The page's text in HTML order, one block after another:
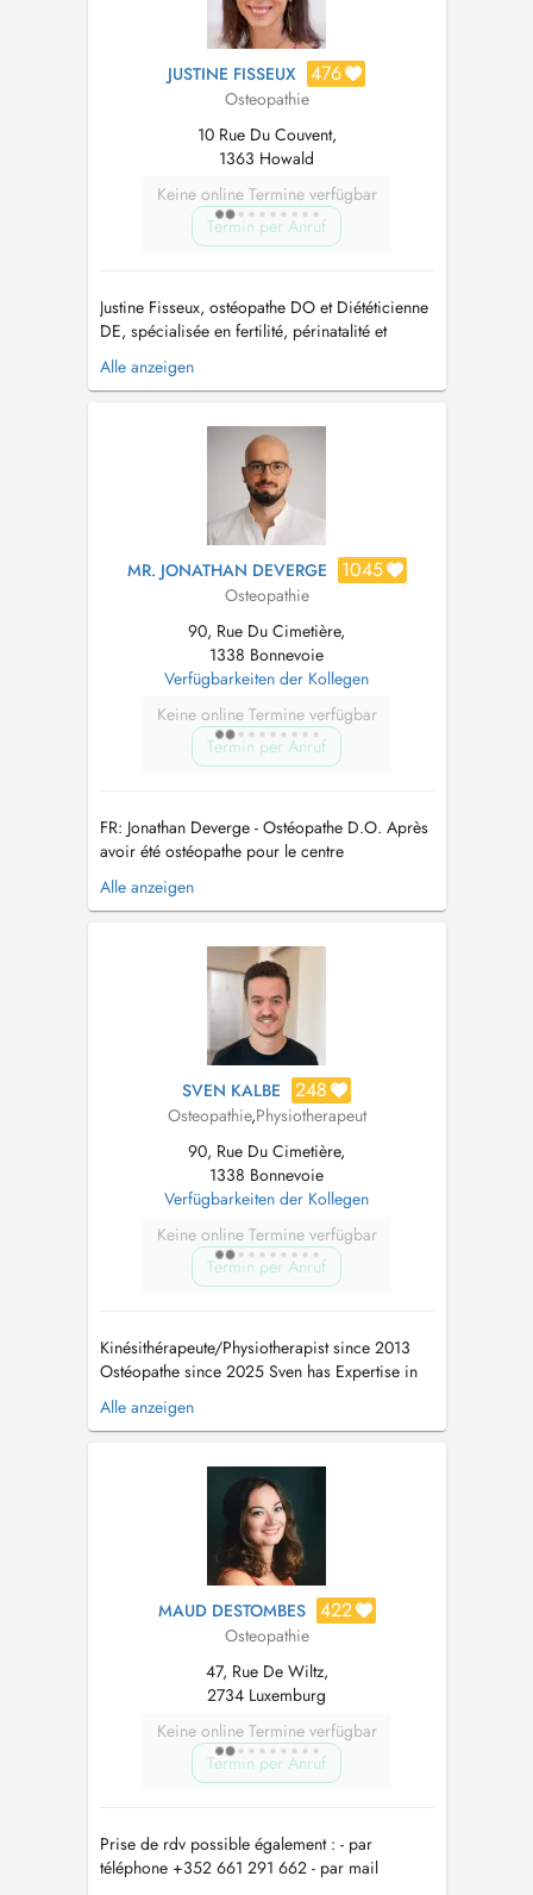
JUSTINE FISSEUX 476
Osteopathie
10 Rue Du Couvent,
1363 Howald
Keine online Termine verfügbar
Termin per Anruf
Justine Fisseux, ostéopathe DO et Diététicienne
DE, spécialisée en fertilité, périnatalité et
techniques douces en ostéopathie. Durant les
congés d'été (24.08 au 10.09.26): Melissa De
consultation :-) Paiement uniquement: espèces,
payconic ou Satispay...
Alle anzeigen
MR. JONATHAN DEVERGE 1045
Osteopathie
90, Rue Du Cimetière,
1338 Bonnevoie
Verfügbarkeiten der Kollegen
Keine online Termine verfügbar
Termin per Anruf
FR: Jonathan Deverge - Ostéopathe D.O. Après
avoir été ostéopathe pour le centre
d'entraînement du FC Porto, puis pour son
équipe professionnelle, Jonathan est revenu en
des athlètes de haut niveau. Par ailleurs,
Jonathan a exercé dans un centre an...
Alle anzeigen
SVEN KALBE 248
Osteopathie,Physiotherapeut
90, Rue Du Cimetière,
1338 Bonnevoie
Verfügbarkeiten der Kollegen
Keine online Termine verfügbar
Termin per Anruf
Kinésithérapeute/Physiotherapist since 2013
Ostéopathe since 2025 Sven has Expertise in
these Areas: - Ostéopathie - Orthopedic and
Traumatology Physiotherapy - Pre- & Post
- Functional Flossing - Fascial & Visceral
Therapy - Manual Thera...
Alle anzeigen
MAUD DESTOMBES 422
Osteopathie
47, Rue De Wiltz,
2734 Luxemburg
Keine online Termine verfügbar
Termin per Anruf
Prise de rdv possible également : - par
téléphone +352 661 291 662 - par mail